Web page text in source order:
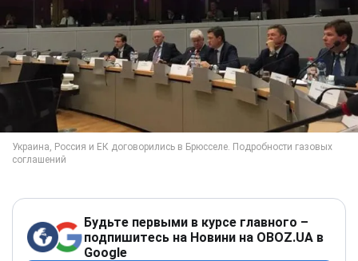
Будьте первыми в курсе главного –
подпишитесь на Новини на OBOZ.UA в
Google